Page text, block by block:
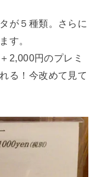
が５種類。さらに
す。
2,000円のプレミ
る！今改めて見て